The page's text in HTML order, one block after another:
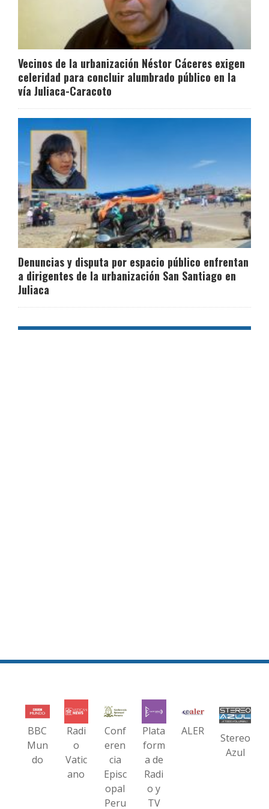
Vecinos de la urbanización Néstor Cáceres exigen
celeridad para concluir alumbrado público en la
vía Juliaca-Caracoto
Denuncias y disputa por espacio público enfrentan
a dirigentes de la urbanización San Santiago en
Juliaca
BBC
Mun
do
Radi
o
Vatic
ano
Conf
eren
cia
Episc
opal
Peru
Plata
form
a de
Radi
o y
TV
ALER
Stereo
Azul